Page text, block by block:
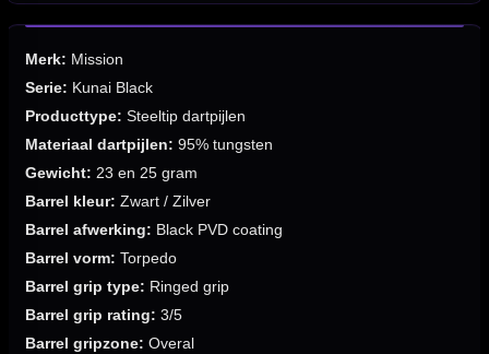
Merk: Mission
Serie: Kunai Black
Producttype: Steeltip dartpijlen
Materiaal dartpijlen: 95% tungsten
Gewicht: 23 en 25 gram
Barrel kleur: Zwart / Zilver
Barrel afwerking: Black PVD coating
Barrel vorm: Torpedo
Barrel grip type: Ringed grip
Barrel grip rating: 3/5
Barrel gripzone: Overal